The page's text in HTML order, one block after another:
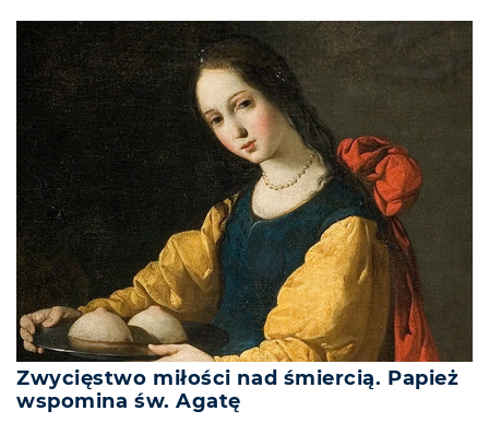
Zwycięstwo miłości nad śmiercią. Papież
wspomina św. Agatę